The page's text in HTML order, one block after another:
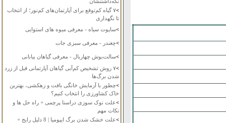
>
۷ گیاه کم‌توقع برای آپارتمان‌های کم‌نور؛ از انتخاب
تا نگهداری
>ساپوت سیاه - معرفی میوه های استوایی
>چغندر - معرفی سبزی جات
>سالت‌بوش چهاربال - معرفی گیاهان بیابانی
>
۷ روش تشخیص کم‌آبی گیاهان آپارتمانی قبل از زرد
شدن برگ‌ها
>چطور با آزمایش خانگی بافت و زهکشی، بهترین
خاک کشاورزی را انتخاب کنیم؟
>علت نوک سوزی دراسنا پرچمی + راه حل ها و
نکات مهم
>
علت خشک شدن برگ ایپومیا | 8 دلیل رایج +